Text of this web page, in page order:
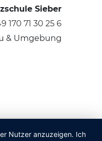
Sieber
170 71 30 25 6
& Umgebung
Nutzer anzuzeigen. Ich